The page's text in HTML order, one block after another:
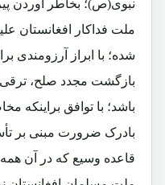
نبوی(ص)؛ بخاطر آوردن
ملت فداکار افغانستان
شده؛ با ابراز آرزومندی
بازگشت مجدد صلح،
باشد؛ با توافق براینکه
بادرک ضرورت مبنی بر
قاعده وسیع که در آن